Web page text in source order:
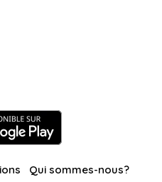
Qui sommes-nous?